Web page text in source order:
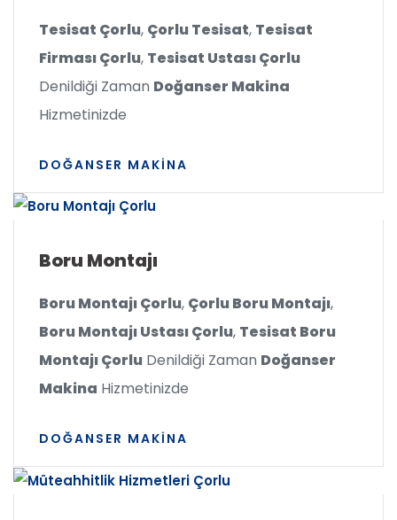
Tesisat Çorlu, Çorlu Tesisat, Tesisat
Firması Çorlu, Tesisat Ustası Çorlu
Denildiği Zaman Doğanser Makina
Hizmetinizde
DOĞANSER MAKINA
Boru Montajı
Boru Montajı Çorlu, Çorlu Boru Montajı,
Boru Montajı Ustası Çorlu, Tesisat Boru
Montajı Çorlu Denildiği Zaman Doğanser
Makina Hizmetinizde
DOĞANSER MAKINA